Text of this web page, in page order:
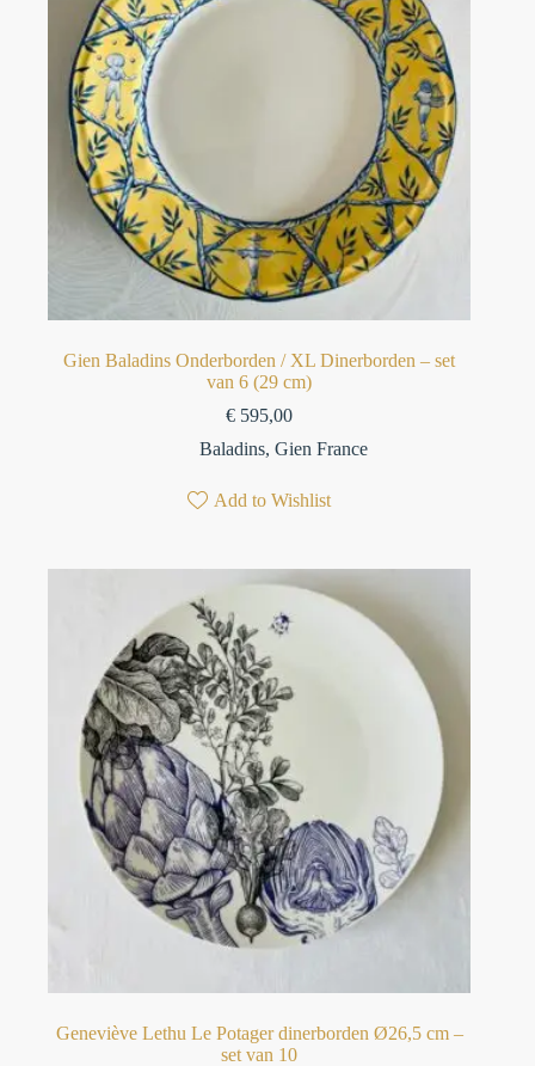
Gien Baladins Onderborden / XL Dinerborden – set
van 6 (29 cm)
€ 595,00
Baladins, Gien France
Add to Wishlist
Geneviève Lethu Le Potager dinerborden Ø26,5 cm –
set van 10